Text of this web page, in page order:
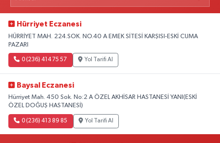
Hürriyet Eczanesi
HÜRRİYET MAH. 224.SOK. NO.40 A EMEK SİTESİ KARŞISI-ESKİ CUMA
PAZARI
0 (236) 414 75 57 Yol Tarifi Al
Baysal Eczanesi
Hürriyet Mah. 450 Sok. No:2 A ÖZEL AKHİSAR HASTANESİ YANI(ESKİ
ÖZEL DOĞUŞ HASTANESİ)
0 (236) 413 89 85 Yol Tarifi Al